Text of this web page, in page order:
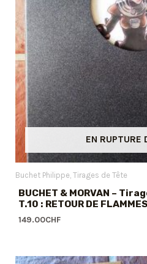
EN RUPTURE
Buchet Philippe Tirages de Tête
BUCHET & MORVAN –
T.10 : RETOUR DE
149.00CHF